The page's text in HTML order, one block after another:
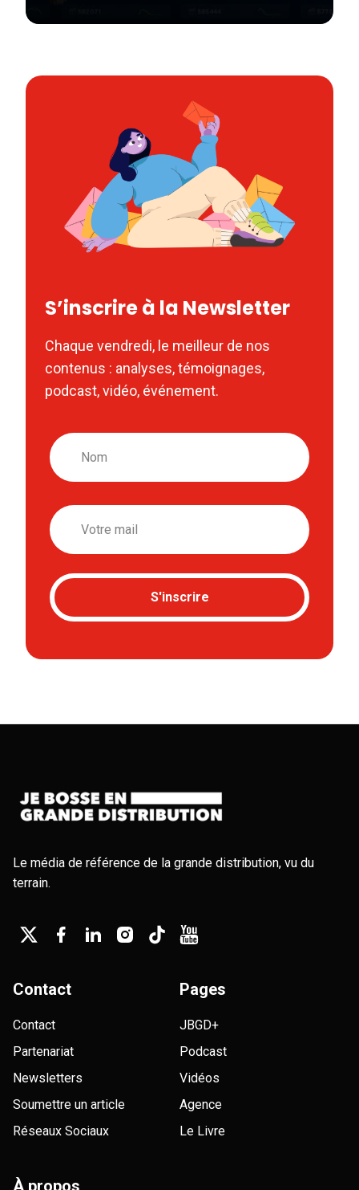
S’inscrire à la Newsletter
Chaque vendredi, le meilleur de nos
contenus : analyses, témoignages,
podcast, vidéo, événement.
Nom
Email
S'inscrire
Le média de référence de la grande distribution, vu du
terrain.
Contact
Contact
Partenariat
Newsletters
Soumettre un article
Réseaux Sociaux
Pages
JBGD+
Podcast
Vidéos
Agence
Le Livre
À propos